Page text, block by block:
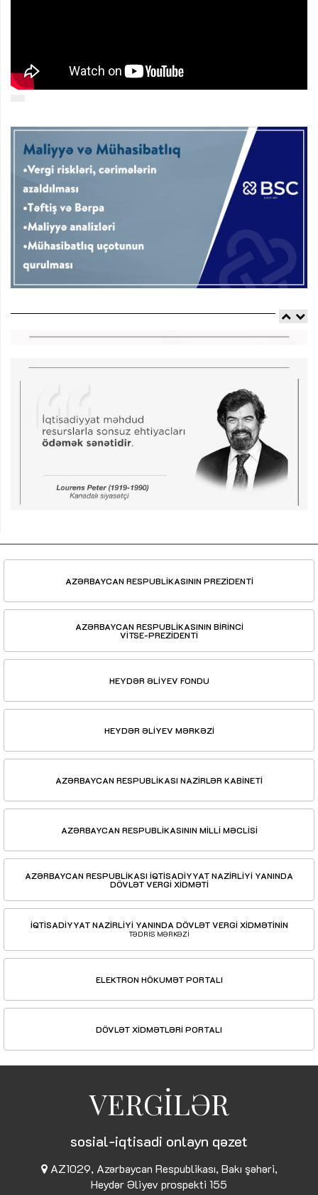
AZƏRBAYCAN RESPUBLİKASININ PREZİDENTİ
AZƏRBAYCAN RESPUBLİKASININ BİRİNCİ
VİTSE-PREZİDENTİ
HEYDƏR ƏLİYEV FONDU
HEYDƏR ƏLİYEV MƏRKƏZİ
AZƏRBAYCAN RESPUBLİKASI NAZİRLƏR KABİNETİ
AZƏRBAYCAN RESPUBLİKASININ MİLLİ MƏCLİSİ
AZƏRBAYCAN RESPUBLİKASI İQTİSADİYYAT NAZİRLİYİ YANINDA
DÖVLƏT VERGİ XİDMƏTİ
İQTİSADİYYAT NAZİRLİYİ YANINDA DÖVLƏT VERGİ XİDMƏTİNİN
TƏDRİS MƏRKƏZİ
ELEKTRON HÖKUMƏT PORTALI
DÖVLƏT XİDMƏTLƏRİ PORTALI
VERGİLƏR
sosial-iqtisadi onlayn qəzet
AZ1029, Azərbaycan Respublikası, Bakı şəhəri,
Heydər Əliyev prospekti 155